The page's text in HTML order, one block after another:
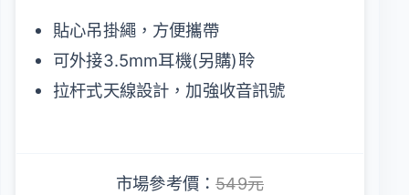
貼心吊掛繩，方便攜帶
可外接3.5mm耳機(另購)聆
拉杆式天線設計，加強收音訊號
市場參考價：549元